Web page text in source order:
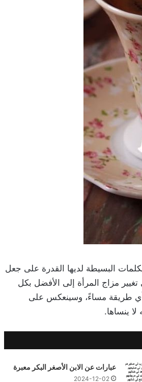
البسيطة لديها القدرة على جعل
مزاج المرأة إلى الأفضل بكل
بأي طريقة مساءً، وسينعكس على
ينساها.
عبارات عن الابن الأصغر البكر معبرة
2024-12-02